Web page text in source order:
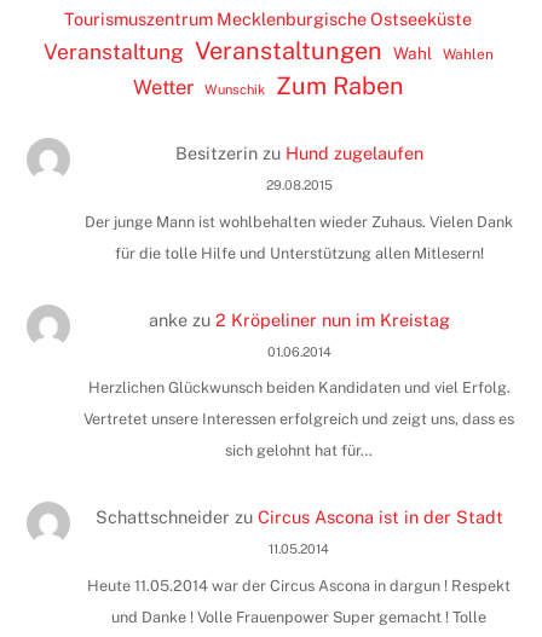
Tourismuszentrum Mecklenburgische Ostseeküste
Veranstaltung Veranstaltungen Wahl Wahlen
Wetter Wunschik Zum Raben
Besitzerinzu Hund zugelaufen
29.08.2015
Der junge Mann ist wohlbehalten wieder Zuhaus. Vielen Dank
für die tolle Hilfe und Unterstützung allen Mitlesern!
ankezu 2 Kröpeliner nun im Kreistag
01.06.2014
Herzlichen Glückwunsch beiden Kandidaten und viel Erfolg.
Vertretet unsere Interessen erfolgreich und zeigt uns, dass es
sich gelohnt hat für…
Schattschneider zu Circus Ascona ist in der Stadt
11.05.2014
Heute 11.05.2014 war der Circus Ascona in dargun ! Respekt
und Danke ! Volle Frauenpower Super gemacht ! Tolle